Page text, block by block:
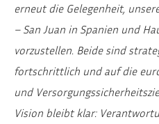
erneut die Gelegenheit,
– San Juan in Spanien und
vorzustellen. Beide sind
fortschrittlich und auf die
und
Vision bleibt klar: